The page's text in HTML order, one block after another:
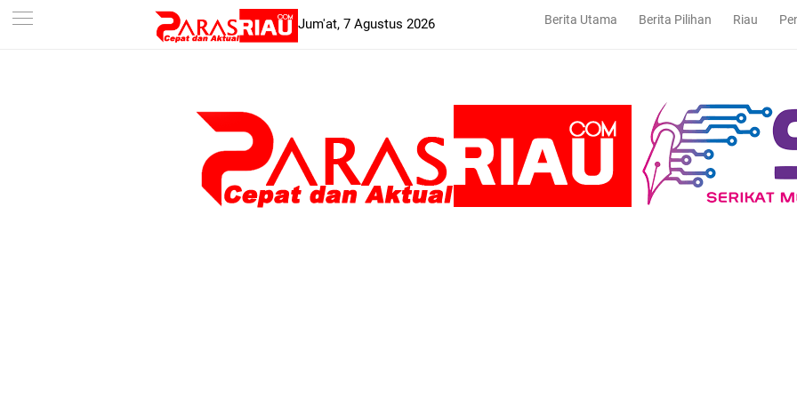
-->
Jum'at, 7 Agustus 2026 Berita Utama Berita Pilihan Riau